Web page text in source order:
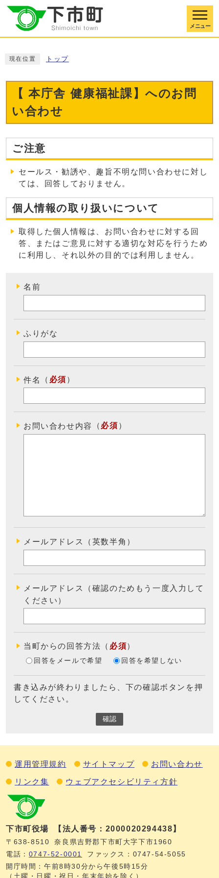
メニュー
現在位置 トップ
【 本庁舎 健康福祉課】へのお問
い合わせ
ご注意
セールス・勧誘や、趣旨不明な問い合わせに対し
ては、回答しておりません。
個人情報の取り扱いについて
取得した個人情報は、お問い合わせに対する回
答、またはご意見に対する適切な対応を行うため
に利用し、それ以外の目的では利用しません 。
名前
ふりがな
件名 （ 必須 ）
お問い合わせ内容 （ 必須 ）
メールアドレス（英数半角）
メールアドレス（確認のためもう一度入力して
ください）
当町からの回答方法 （ 必須）
回答をメールで希望 回答を希望しない
書き込みが終わりましたら、下の確認ボタンを押
してください。
確認
運用管理規約 サイトマップ お問い合わせ
リンク集 ウェブアクセシビリティ方針
下市町役場 【法人番号：2000020294438】
〒638-8510
奈良県吉野郡下市町大字下市1960
電話： 0747‐52‐0001
ファックス：0747‐54‐5055
開庁時間：午前8時30分から午後5時15分
（土曜・日曜・祝日・年末年始を除く）